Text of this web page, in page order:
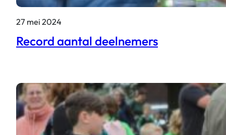
27 mei 2024
Record aantal deelnemers